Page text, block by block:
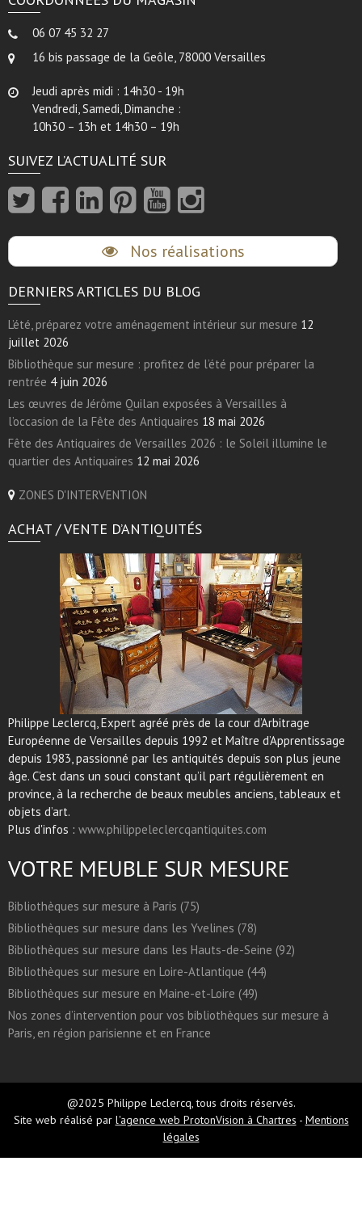
06 07 45 32 27
16 bis passage de la Geôle, 78000 Versailles
Jeudi après midi : 14h30 - 19h
Vendredi, Samedi, Dimanche :
10h30 – 13h et 14h30 – 19h
SUIVEZ L’ACTUALITÉ SUR
Nos réalisations
DERNIERS ARTICLES DU BLOG
L’été, préparez votre aménagement intérieur sur mesure 12
juillet 2026
Bibliothèque sur mesure : profitez de l’été pour préparer la
rentrée 4 juin 2026
Les œuvres de Jérôme Quilan exposées à Versailles à
l’occasion de la Fête des Antiquaires 18 mai 2026
Fête des Antiquaires de Versailles 2026 : le Soleil illumine le
quartier des Antiquaires 12 mai 2026
ZONES D'INTERVENTION
ACHAT / VENTE D’ANTIQUITÉS
Philippe Leclercq, Expert agréé près de la cour d’Arbitrage
Européenne de Versailles depuis 1992 et Maître d’Apprentissage
depuis 1983, passionné par les antiquités depuis son plus jeune
âge. C’est dans un souci constant qu’il part régulièrement en
province, à la recherche de beaux meubles anciens, tableaux et
objets d’art.
Plus d'infos : www.philippeleclercqantiquites.com
VOTRE MEUBLE SUR MESURE
Bibliothèques sur mesure à Paris (75)
Bibliothèques sur mesure dans les Yvelines (78)
Bibliothèques sur mesure dans les Hauts-de-Seine (92)
Bibliothèques sur mesure en Loire-Atlantique (44)
Bibliothèques sur mesure en Maine-et-Loire (49)
Nos zones d’intervention pour vos bibliothèques sur mesure à
Paris, en région parisienne et en France
@2025 Philippe Leclercq, tous droits réservés.
Site web réalisé par l'agence web ProtonVision à Chartres - Mentions
légales